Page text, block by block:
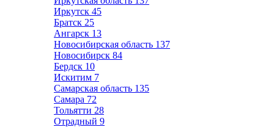
Иркутск 45
Братск 25
Ангарск 13
Новосибирская область 137
Новосибирск 84
Бердск 10
Искитим 7
Самарская область 135
Самара 72
Тольятти 28
Отрадный 9